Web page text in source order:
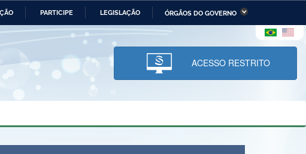
PARTICIPE LEGISLAÇÃO ÓRGÃOS DO GOVERNO
Ministério da Economia Ministério da Infraestrutura
Ministério da Ciência,
Tecnologia, Inovações e
Comunicações
e dos Direitos Humanos
Planalto
ACESSO RESTRITO